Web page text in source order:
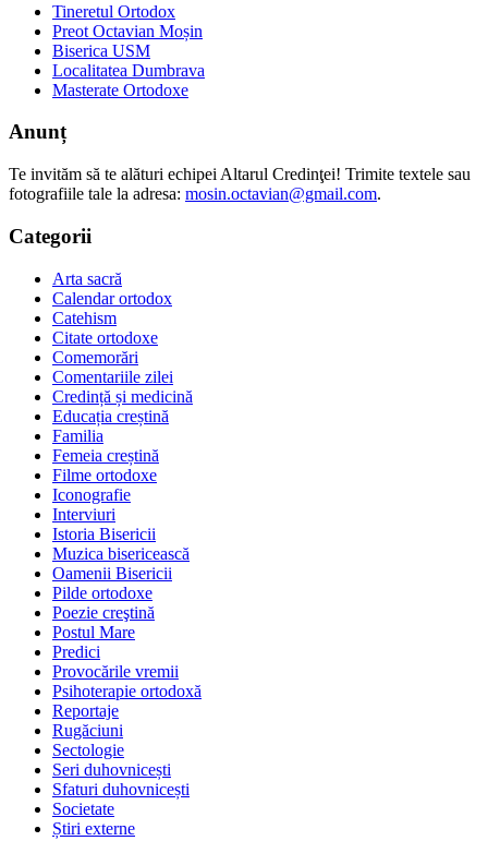
Tineretul Ortodox
Preot Octavian Moșin
Biserica USM
Localitatea Dumbrava
Masterate Ortodoxe
Anunț
Te invităm să te alături echipei Altarul Credinţei! Trimite textele sau
fotografiile tale la adresa: mosin.octavian@gmail.com.
Categorii
Arta sacră
Calendar ortodox
Catehism
Citate ortodoxe
Comemorări
Comentariile zilei
Credință și medicină
Educația creștină
Familia
Femeia creștină
Filme ortodoxe
Iconografie
Interviuri
Istoria Bisericii
Muzica bisericească
Oamenii Bisericii
Pilde ortodoxe
Poezie creştină
Postul Mare
Predici
Provocările vremii
Psihoterapie ortodoxă
Reportaje
Rugăciuni
Sectologie
Seri duhovnicești
Sfaturi duhovnicești
Societate
Știri externe